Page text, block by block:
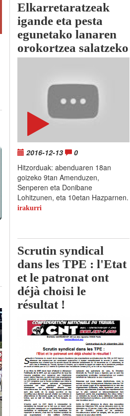
Elkarretaratzeak
igande eta pesta
egunetako lanaren
orokortzea salatzeko
2016-12-13
0
Hitzorduak: abenduaren 18an
goizeko 9tan Amenduzen,
Senperen eta Donibane
Lohitzunen, eta 10etan Hazparnen.
irakurri
Scrutin syndical
dans les TPE : l'Etat
et le patronat ont
déjà choisi le
résultat !